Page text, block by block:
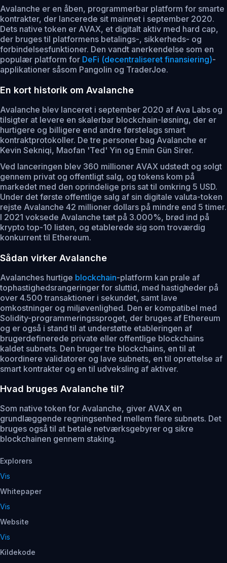
Avalanche er en åben, programmerbar platform for smarte
kontrakter, der lancerede sit mainnet i september 2020.
Dets native token er AVAX, et digitalt aktiv med hard cap,
der bruges til platformens betalings-, sikkerheds- og
forbindelsesfunktioner. Den vandt anerkendelse som en
populær platform for DeFi (decentraliseret finansiering)-
applikationer såsom Pangolin og TraderJoe.
En kort historik om Avalanche
Avalanche blev lanceret i september 2020 af Ava Labs og
tilsigter at levere en skalerbar blockchain-løsning, der er
hurtigere og billigere end andre førstelags smart
kontraktprotokoller. De tre personer bag Avalanche er
Kevin Sekniqi, Maofan 'Ted' Yin og Emin Gün Sirer.
Ved lanceringen blev 360 millioner AVAX udstedt og solgt
gennem privat og offentligt salg, og tokens kom på
markedet med den oprindelige pris sat til omkring 5 USD.
Under det første offentlige salg af sin digitale valuta-token
rejste Avalanche 42 millioner dollars på mindre end 5 timer.
I 2021 voksede Avalanche tæt på 3.000%, brød ind på
krypto top-10 listen, og etablerede sig som troværdig
konkurrent til Ethereum.
Sådan virker Avalanche
Avalanches hurtige blockchain-platform kan prale af
tophastighedsrangeringer for sluttid, med hastigheder på
over 4.500 transaktioner i sekundet, samt lave
omkostninger og miljøvenlighed. Den er kompatibel med
Solidity-programmeringssproget, der bruges af Ethereum
og er også i stand til at understøtte etableringen af
brugerdefinerede private eller offentlige blockchains
kaldet subnets. Den bruger tre blockchains, en til at
koordinere validatorer og lave subnets, en til oprettelse af
smart kontrakter og en til udveksling af aktiver.
Hvad bruges Avalanche til?
Som native token for Avalanche, giver AVAX en
grundlæggende regningsenhed mellem flere subnets. Det
bruges også til at betale netværksgebyrer og sikre
blockchainen gennem staking.
Explorers
Vis
Whitepaper
Vis
Website
Vis
Kildekode